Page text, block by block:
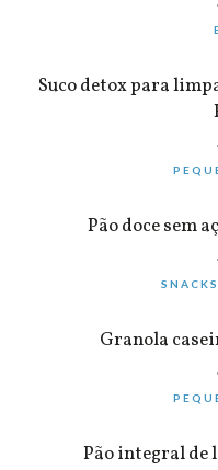
Suco detox para
Pão doce sem
Granola
Pão integral